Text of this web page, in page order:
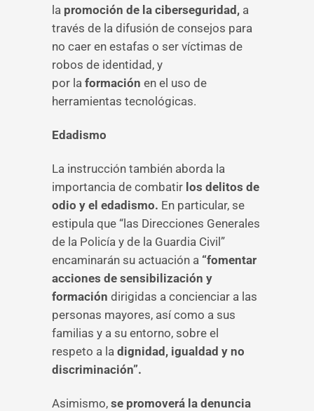
la promoción de la ciberseguridad, a
través de la difusión de consejos para
no caer en estafas o ser víctimas de
robos de identidad, y
por la formación en el uso de
herramientas tecnológicas.
Edadismo
La instrucción también aborda la
importancia de combatir los delitos de
odio y el edadismo. En particular, se
estipula que “las Direcciones Generales
de la Policía y de la Guardia Civil”
encaminarán su actuación a “fomentar
acciones de sensibilización y
formación dirigidas a concienciar a las
personas mayores, así como a sus
familias y a su entorno, sobre el
respeto a la dignidad, igualdad y no
discriminación”.
Asimismo, se promoverá la denuncia